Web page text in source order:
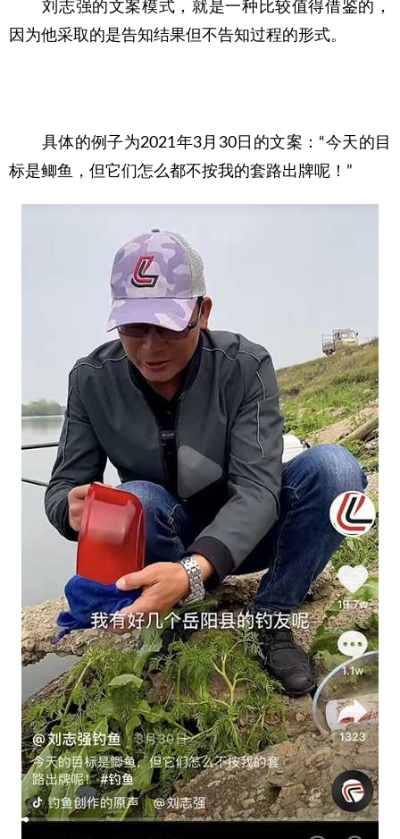
刘志强的文案模式，就是一种比较值得借鉴的，
因为他采取的是告知结果但不告知过程的形式。
具体的例子为2021年3月30日的文案：“今天的目
标是鲫鱼，但它们怎么都不按我的套路出牌呢！”